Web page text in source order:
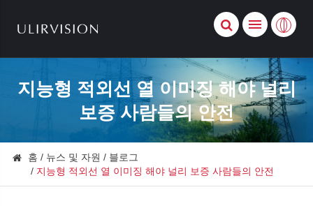
지능형 적외선 열 이미징 해야 널리
보증 사람들의 안전
홈 뉴스 및 자원
블로그
지능형 적외선 열 이미징 해야 널리 보증 사람들의 안전